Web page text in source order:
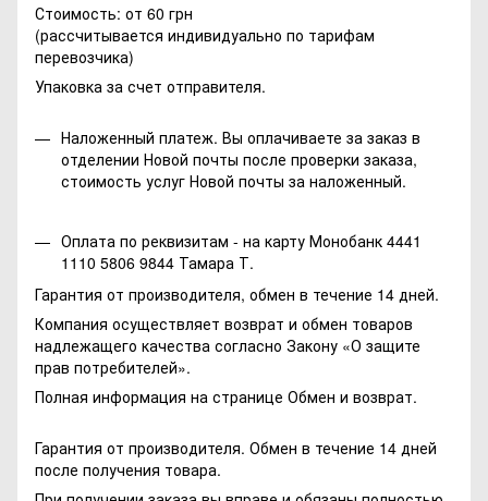
Стоимость: от 60 грн
(рассчитывается индивидуально по тарифам
перевозчика)
Упаковка за счет отправителя.
Наложенный платеж. Вы оплачиваете за заказ в
отделении Новой почты после проверки заказа,
стоимость услуг Новой почты за наложенный.
Оплата по реквизитам - на карту Монобанк 4441
1110 5806 9844 Тамара Т.
Гарантия от производителя, обмен в течение 14 дней.
Компания осуществляет возврат и обмен товаров
надлежащего качества согласно Закону «О защите
прав потребителей».
Полная информация на странице Обмен и возврат.
Гарантия от производителя. Обмен в течение 14 дней
после получения товара.